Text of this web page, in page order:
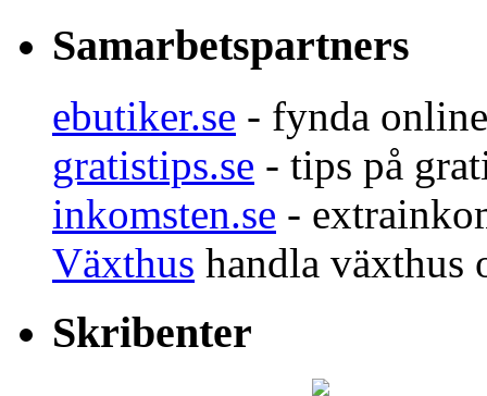
Samarbetspartners
ebutiker.se - fynda online
gratistips.se - tips på
inkomsten.se -
Växthus handla växthus
Skribenter